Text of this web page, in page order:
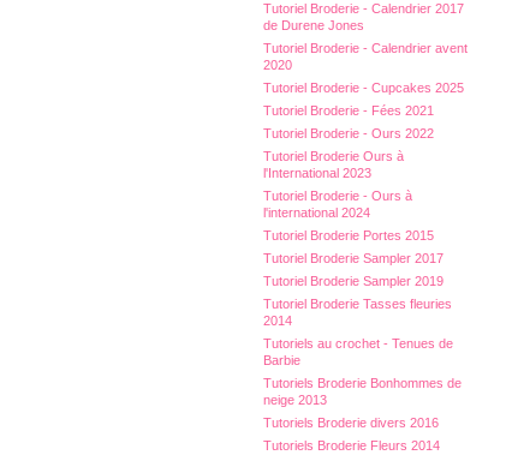
Tutoriel Broderie - Calendrier 2017
de Durene Jones
Tutoriel Broderie - Calendrier avent
2020
Tutoriel Broderie - Cupcakes 2025
Tutoriel Broderie - Fées 2021
Tutoriel Broderie - Ours 2022
Tutoriel Broderie Ours à
l'International 2023
Tutoriel Broderie - Ours à
l'international 2024
Tutoriel Broderie Portes 2015
Tutoriel Broderie Sampler 2017
Tutoriel Broderie Sampler 2019
Tutoriel Broderie Tasses fleuries
2014
Tutoriels au crochet - Tenues de
Barbie
Tutoriels Broderie Bonhommes de
neige 2013
Tutoriels Broderie divers 2016
Tutoriels Broderie Fleurs 2014